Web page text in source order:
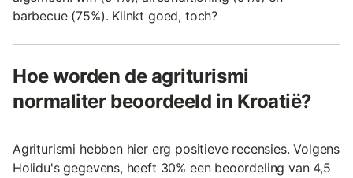
barbecue (75%). Klinkt goed, toch?
Hoe worden de agriturismi
normaliter beoordeeld in Kroatië?
Agriturismi hebben hier erg positieve recensies. Volgens
Holidu's gegevens, heeft 30% een beoordeling van 4,5